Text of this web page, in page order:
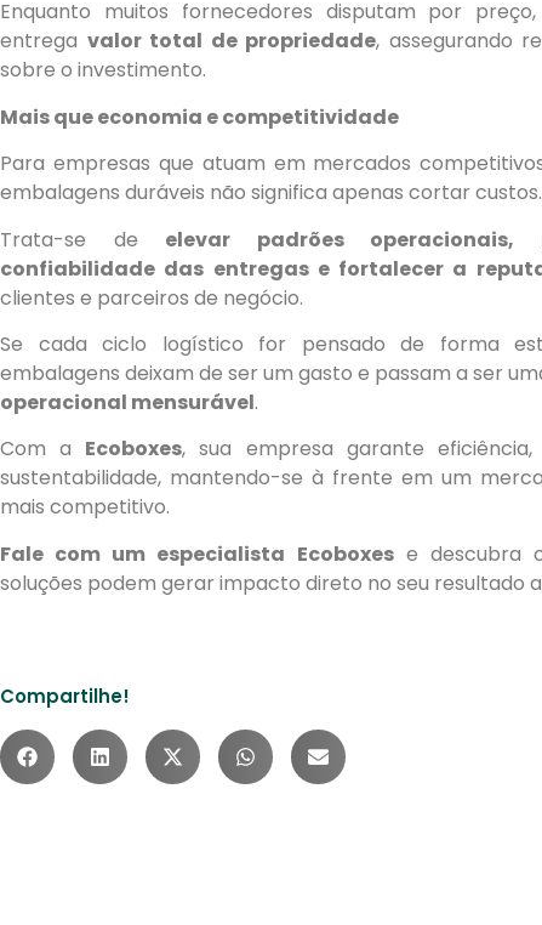
Enquanto muitos fornecedores disputam por
entrega valor total de propriedade, assegurando
sobre o investimento.
Mais que economia e competitividade
Para empresas que atuam em mercados
embalagens duráveis não significa apenas cortar custos.
Trata-se de elevar padrões
confiabilidade das entregas e fortalecer a
clientes e parceiros de negócio.
Se cada ciclo logístico for pensado de forma
embalagens deixam de ser um gasto e passam a ser
operacional mensurável.
Com a Ecoboxes, sua empresa garante
sustentabilidade, mantendo-se à frente em um
mais competitivo.
Fale com um especialista Ecoboxese descubra
soluções podem gerar impacto direto no seu resultado
Compartilhe!